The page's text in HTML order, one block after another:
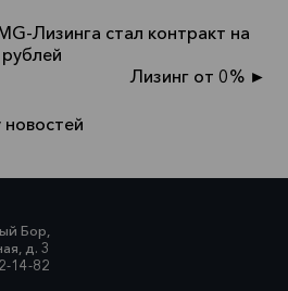
Лизинга стал контракт на
Лизинг от 0% ►
новостей
Бор,
д. 3
14-82